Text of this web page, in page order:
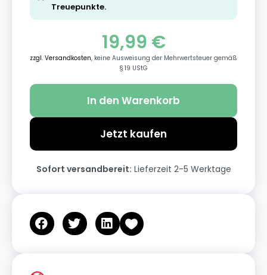
Treuepunkte.
19,99 €
zzgl. Versandkosten, keine Ausweisung der Mehrwertsteuer gemäß
§ 19 UStG
In den Warenkorb
Jetzt kaufen
Sofort versandbereit: Lieferzeit 2-5 Werktage